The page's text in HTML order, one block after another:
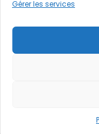
Gérer les services
Réinventer
tendances
2026
Isolation
Nettoyage
Chauffez